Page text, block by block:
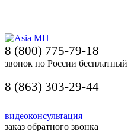
8 (800) 775-79-18
звонок по России бесплатный
8 (863) 303-29-44
видеоконсультация
заказ обратного звонка